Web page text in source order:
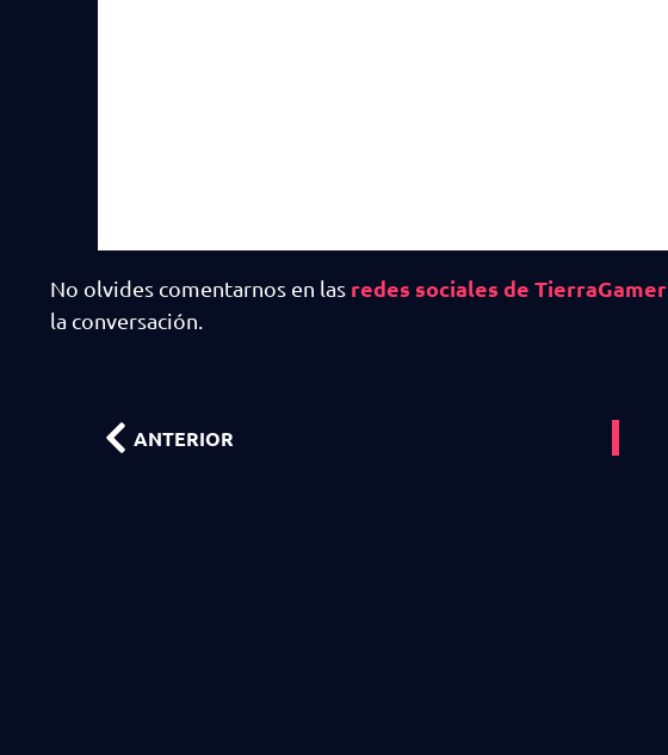
No olvides comentarnos en las redes sociales de TierraGamer
la conversación.
ANTERIOR